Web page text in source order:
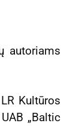
autoriams
Kultūros
„Baltic